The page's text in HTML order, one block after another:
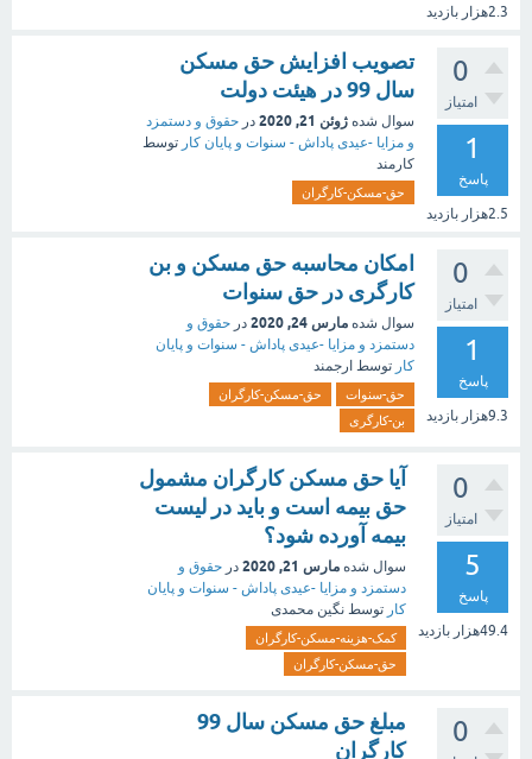
2.3هزار بازدید
0
امتیاز
1
پاسخ
2.5هزار بازدید
تصویب افزایش حق مسکن
سال 99 در هیئت دولت
سوال شده ژوئن 21, 2020 در حقوق و دستمزد
و مزایا -عیدی پاداش - سنوات و پایان کار توسط
کارمند
حق-مسکن-کارگران
0
امتیاز
1
پاسخ
9.3هزار بازدید
امکان محاسبه حق مسکن و بن
کارگری در حق سنوات
سوال شده مارس 24, 2020 در حقوق و
دستمزد و مزایا -عیدی پاداش - سنوات و پایان
کار توسط ارجمند
حق-سنوات
حق-مسکن-کارگران
بن-کارگری
0
امتیاز
5
پاسخ
49.4هزار بازدید
آیا حق مسکن کارگران مشمول
حق بیمه است و باید در لیست
بیمه آورده شود؟
سوال شده مارس 21, 2020 در حقوق و
دستمزد و مزایا -عیدی پاداش - سنوات و پایان
کار توسط نگین محمدی
کمک-هزینه-مسکن-کارگران
حق-مسکن-کارگران
0
مبلغ حق مسکن سال 99
کارگران